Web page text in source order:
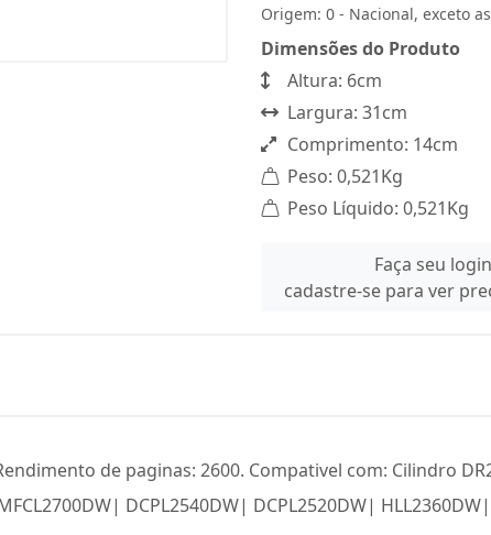
Origem: 0 - Nacional, exceto
Dimensões do Produto
Altura: 6cm
Largura: 31cm
Comprimento: 14cm
Peso: 0,521Kg
Peso Líquido: 0,521Kg
Faça seu
cadastre-se para ver
de paginas: 2600. Compativel com: Cilindro
DCP­L2540DW| DCP­L2520DW|